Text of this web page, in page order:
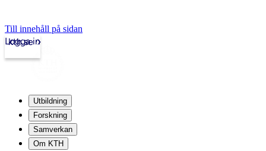
Till innehåll på sidan
kth.se
Logga in
Utbildning
Forskning
Samverkan
Om KTH